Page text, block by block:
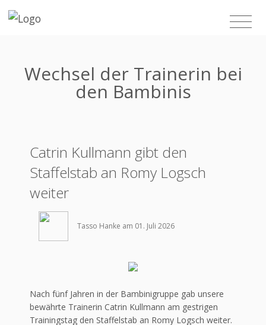
Wechsel der Trainerin bei
den Bambinis
Catrin Kullmann gibt den
Staffelstab an Romy Logsch
weiter
Tasso Hanke am 01. Juli 2026
Nach fünf Jahren in der Bambinigruppe gab unsere
bewährte Trainerin Catrin Kullmann am gestrigen
Trainingstag den Staffelstab an Romy Logsch weiter.